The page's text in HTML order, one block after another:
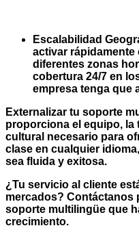
Escalabilidad
activar
diferentes zonas
cobertura 24/7 en
empresa tenga que
Externalizar tu soporte
proporciona el equipo,
cultural necesario para
clase en cualquier
sea fluida y exitosa.
¿Tu servicio al cliente
mercados? Contáctanos
soporte multilingüe que
crecimiento.